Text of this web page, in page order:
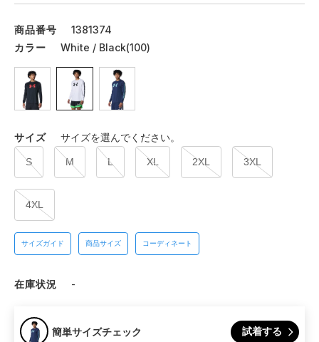
商品番号
1381374
カラー
White / Black(100)
サイズ サイズを選んでください。
S M L XL 2XL 3XL
4XL
サイズガイド 商品サイズ コーディネート
在庫状況 -
簡単サイズチェック 試着する